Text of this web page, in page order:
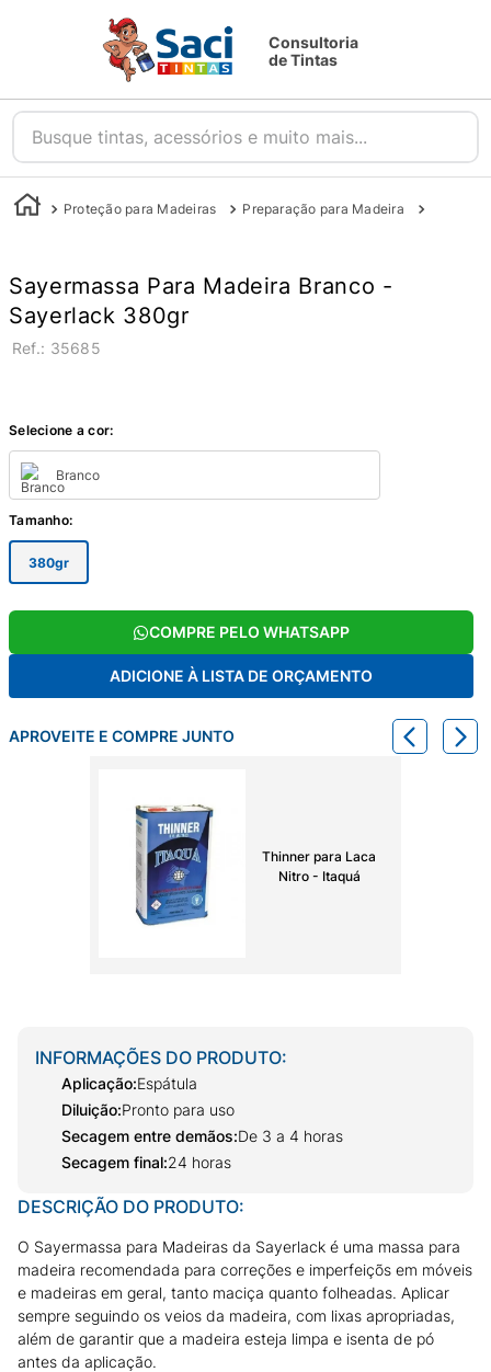
Consultoria
de Tintas
Busque tintas, acessórios e muito mais...
Proteção para Madeiras Preparação para Madeira
Sayermassa Para Madeira Branco -
Sayerlack 380gr
: 35685
Selecione a cor:
Branco
Tamanho:
380gr
COMPRE PELO WHATSAPP
ADICIONE À LISTA DE ORÇAMENTO
APROVEITE E COMPRE JUNTO
Thinner para Laca
Nitro - Itaquá
INFORMAÇÕES DO PRODUTO:
Aplicação:Espátula
Diluição:Pronto para uso
Secagem entre demãos:De 3 a 4 horas
Secagem final:24 horas
DESCRIÇÃO DO PRODUTO:
O Sayermassa para Madeiras da Sayerlack é uma massa para
madeira recomendada para correções e imperfeiçõs em móveis
e madeiras em geral, tanto maciça quanto folheadas. Aplicar
sempre seguindo os veios da madeira, com lixas apropriadas,
além de garantir que a madeira esteja limpa e isenta de pó
antes da aplicação.